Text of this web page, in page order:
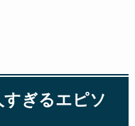
ぎるエピソ